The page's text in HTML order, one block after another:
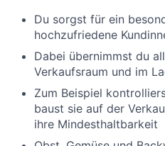
Du sorgst für ein
hochzufriedene
Dabei übernimmst du
Verkaufsraum und im
Zum Beispiel
baust sie auf der
ihre Mindesthaltbarkeit